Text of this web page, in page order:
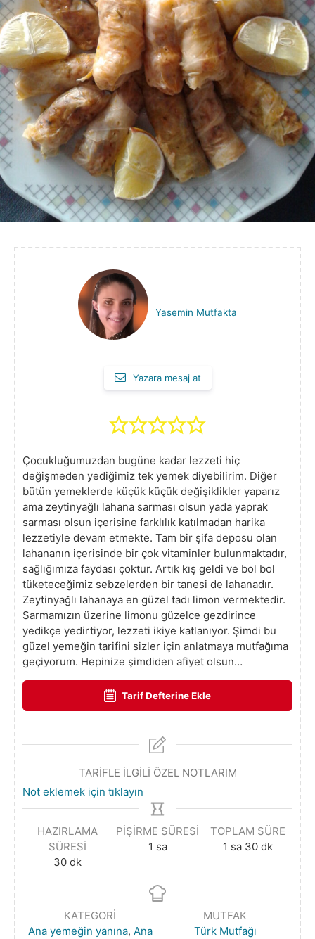
Yasemin Mutfakta
Yazara mesaj at
Çocukluğumuzdan bugüne kadar lezzeti hiç
değişmeden yediğimiz tek yemek diyebilirim. Diğer
bütün yemeklerde küçük küçük değişiklikler yaparız
ama zeytinyağlı lahana sarması olsun yada yaprak
sarması olsun içerisine farklılık katılmadan harika
lezzetiyle devam etmekte. Tam bir şifa deposu olan
lahananın içerisinde bir çok vitaminler bulunmaktadır,
sağlığımıza faydası çoktur. Artık kış geldi ve bol bol
tüketeceğimiz sebzelerden bir tanesi de lahanadır.
Zeytinyağlı lahanaya en güzel tadı limon vermektedir.
Sarmamızın üzerine limonu güzelce gezdirince
yedikçe yedirtiyor, lezzeti ikiye katlanıyor. Şimdi bu
güzel yemeğin tarifini sizler için anlatmaya mutfağıma
geçiyorum. Hepinize şimdiden afiyet olsun…
Tarif Defterine Ekle
TARİFLE İLGİLİ ÖZEL NOTLARIM
Not eklemek için tıklayın
HAZIRLAMA
SÜRESI
30 dk
PIŞIRME SÜRESI
1 sa
TOPLAM SÜRE
1 sa 30 dk
KATEGORI
Ana yemeğin yanına, Ana
MUTFAK
Türk Mutfağı